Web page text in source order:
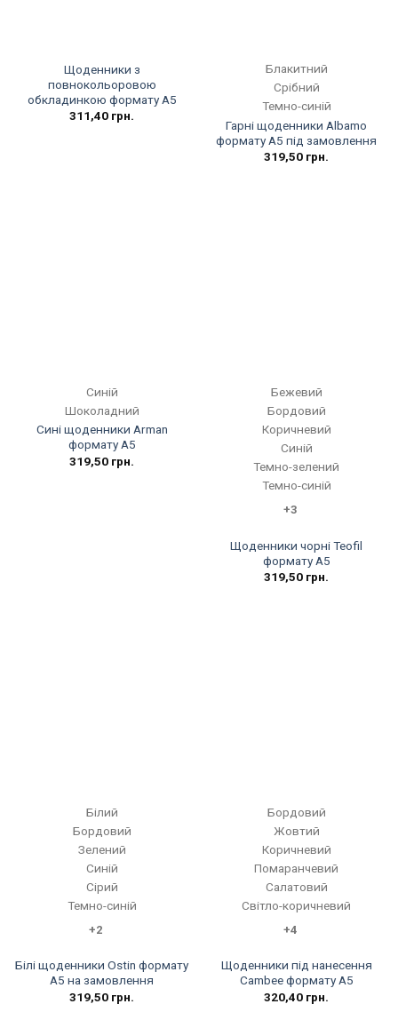
Щоденники з
повнокольоровою
обкладинкою формату А5
311,40 грн.
Блакитний
Срібний
Темно-синій
Гарні щоденники Albamo
формату А5 під замовлення
319,50 грн.
Синій
Шоколадний
Сині щоденники Arman
формату А5
319,50 грн.
Бежевий
Бордовий
Коричневий
Синій
Темно-зелений
Темно-синій
+3
Щоденники чорні Teofil
формату А5
319,50 грн.
Білий
Бордовий
Зелений
Синій
Сірий
Темно-синій
+2
Білі щоденники Ostin формату
А5 на замовлення
319,50 грн.
Бордовий
Жовтий
Коричневий
Помаранчевий
Салатовий
Світло-коричневий
+4
Щоденники під нанесення
Cambee формату А5
320,40 грн.